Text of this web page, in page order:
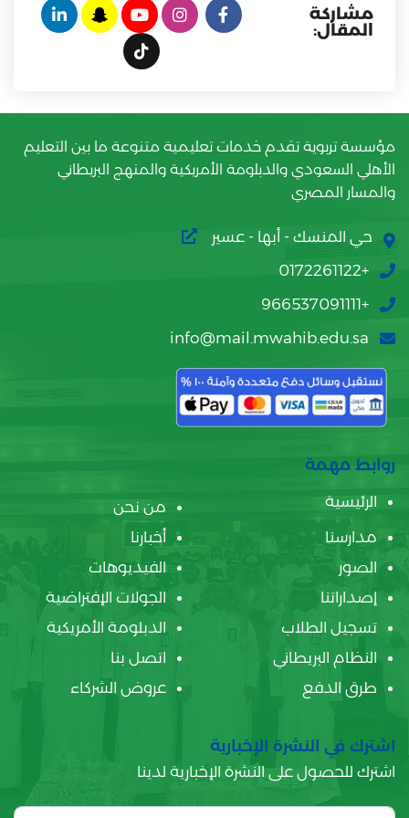
مشاركة
المقال:
مؤسسة تربوية تقدم خدمات تعليمية متنوعة ما بين التعليم
الأهلي السعودي والدبلومة الأمريكية والمنهج البريطاني
والمسار المصري
حي المنسك - أبها - عسير
+0172261122
+966537091111
info@mail.mwahib.edu.sa
روابط مهمة
الرئيسية
من نحن
مدارسنا
أخبارنا
الصور
الفيديوهات
إصداراتنا
الجولات الإفتراضية
تسجيل الطلاب
الدبلومة الأمريكية
النظام البريطاني
اتصل بنا
طرق الدفع
عروض الشركاء
اشترك في النشرة الإخبارية
اشترك للحصول على النشرة الإخبارية لدينا